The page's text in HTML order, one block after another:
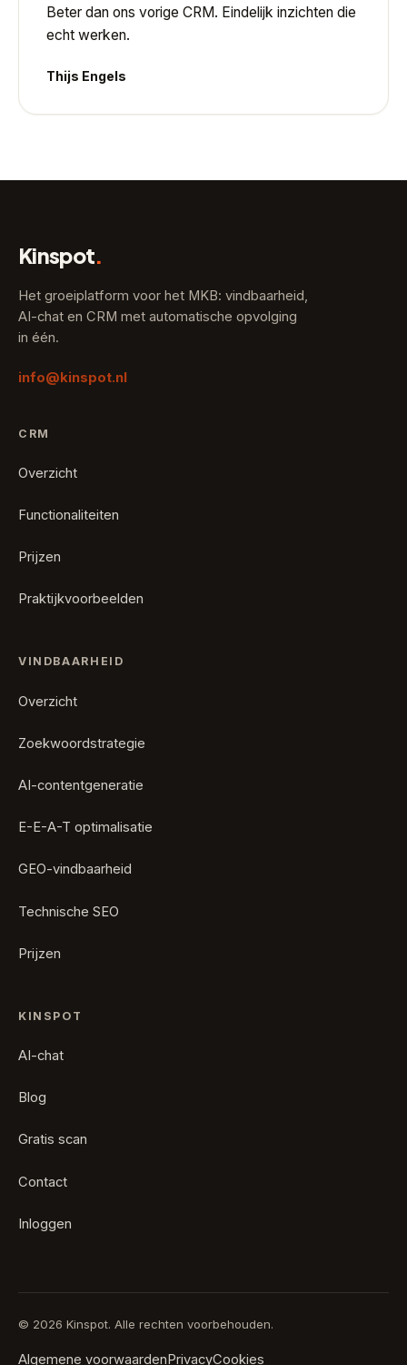
Beter dan ons vorige CRM. Eindelijk inzichten die
echt werken.
Thijs Engels
Kinspot.
Het groeiplatform voor het MKB: vindbaarheid,
AI-chat en CRM met automatische opvolging
in één.
info@kinspot.nl
CRM
Overzicht
Functionaliteiten
Prijzen
Praktijkvoorbeelden
VINDBAARHEID
Overzicht
Zoekwoordstrategie
AI-contentgeneratie
E-E-A-T optimalisatie
GEO-vindbaarheid
Technische SEO
Prijzen
KINSPOT
AI-chat
Blog
Gratis scan
Contact
Inloggen
© 2026 Kinspot. Alle rechten voorbehouden.
Algemene voorwaardenPrivacyCookies